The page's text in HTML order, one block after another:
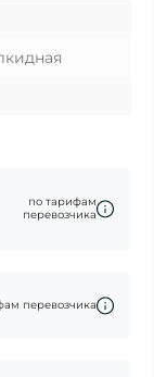
по тарифам
перевозчика
перевозчика